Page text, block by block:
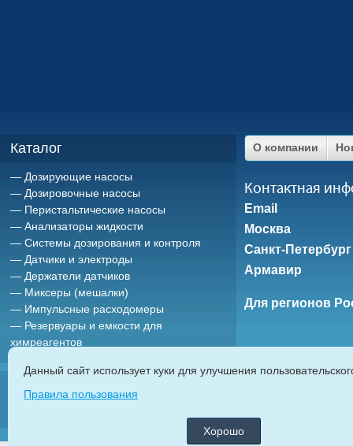
Каталог
Дозирующие насосы
Дозировочные насосы
Перистальтические насосы
Анализаторы жидкости
Системы дозирования и контроля
Датчики и электроды
Держатели датчиков
Миксеры (мешалки)
Импульсные расходомеры
Резервуары и емкости для
химреагентов
О компании
Контактная
Email
Москва
Санкт-Петербург
Армавир
Для регионов
дозирующие насосы|насосы дозаторы
Данный сайт использует куки для улучшения
Правила пользования
Хорошо